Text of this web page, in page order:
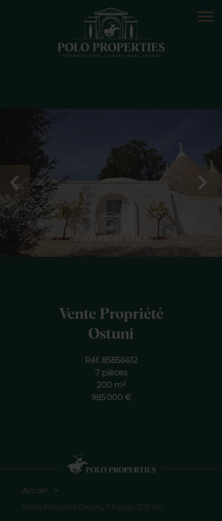
Vente Propriété
Ostuni
Réf. 85856612
7 pièces
200 m²
985 000 €
Accueil
Vente Propriété Ostuni, 7 Pièces, 200 M²,